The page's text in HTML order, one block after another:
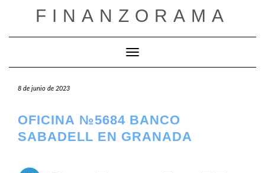
FINANZORAMA
Cambiar modo de navegación
8 de junio de 2023
OFICINA №5684 BANCO
SABADELL EN GRANADA